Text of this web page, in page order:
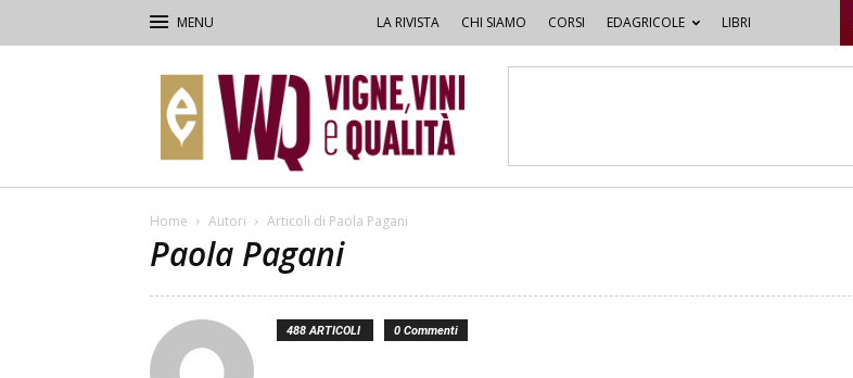
LA RIVISTA CHI SIAMO CORSI EDAGRICOLE LIBRI
–
Vigne,
Vini
&
Home Autori Articoli di Paola Pagani
Paola Pagani
488 ARTICOLI 0 Commenti